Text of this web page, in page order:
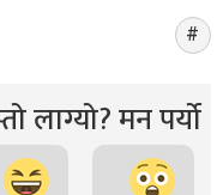
लाग्यो? मन पर्यो